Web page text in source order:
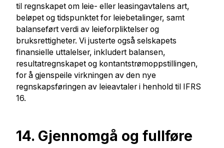
til regnskapet om leie- eller leasingavtalens art,
beløpet og tidspunktet for leiebetalinger, samt
balanseført verdi av leieforpliktelser og
bruksrettigheter. Vi justerte også selskapets
finansielle uttalelser, inkludert balansen,
resultatregnskapet og kontantstrømoppstillingen,
for å gjenspeile virkningen av den nye
regnskapsføringen av leieavtaler i henhold til IFRS
16.
14. Gjennomgå og fullføre